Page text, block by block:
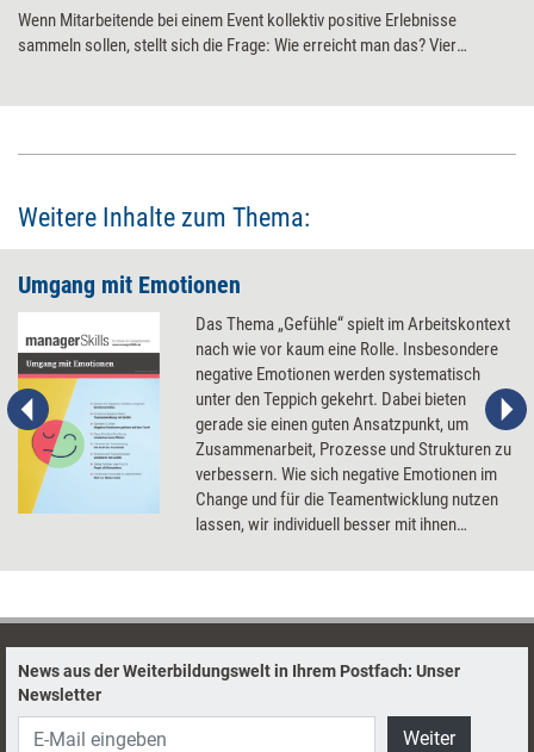
Wenn Mitarbeitende bei einem Event kollektiv positive Erlebnisse
sammeln sollen, stellt sich die Frage: Wie erreicht man das? Vier
Weitere Inhalte zum Thema:
Umgang mit Emotionen
Das Thema „Gefühle“ spielt im Arbeitskontext
nach wie vor kaum eine Rolle. Insbesondere
negative Emotionen werden systematisch
unter den Teppich gekehrt. Dabei bieten
gerade sie einen guten Ansatzpunkt, um
Zusammenarbeit, Prozesse und Strukturen zu
verbessern. Wie sich negative Emotionen im
Change und für die Teamentwicklung nutzen
lassen, wir individuell besser mit ihnen
Emotionen gemeinsam fördern, bewahren und
News aus der Weiterbildungswelt in Ihrem Postfach: Unser
Newsletter
Weiter